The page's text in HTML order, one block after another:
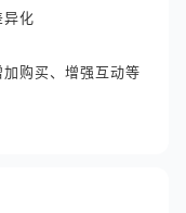
异化
购买、增强互动等